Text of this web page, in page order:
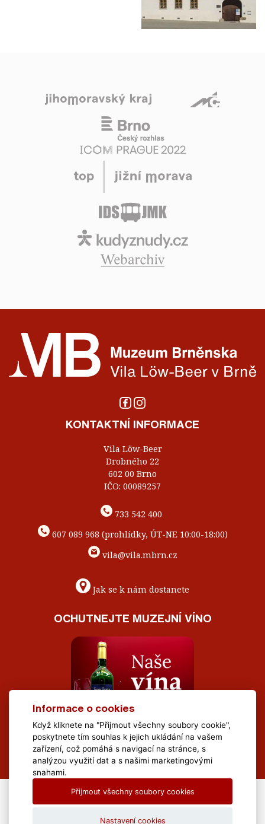
KONTAKTNÍ INFORMACE
Vila Löw-Beer
Drobného 22
602 00 Brno
IČO: 00089257
733 542 400
607 089 968 (prohlídky, ÚT-NE 10:00-18:00)
vila@vila.mbrn.cz
Jak se k nám dostanete
OCHUTNEJTE MUZEJNÍ VÍNO
All Rights Reserved Muzeum Brněnska © 2020, Webdesign by
Informace o cookies
Když kliknete na "Přijmout všechny soubory cookie",
poskytnete tím souhlas k jejich ukládání na vašem
zařízení, což pomáhá s navigací na stránce, s
analýzou využití dat a s našimi marketingovými
snahami.
Přijmout všechny soubory cookies
Nastavení cookies